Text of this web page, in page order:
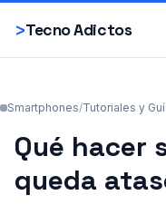
>Tecno Adictos
Smartphones
Smartphones/Tutoriales y
Qué hacer
queda